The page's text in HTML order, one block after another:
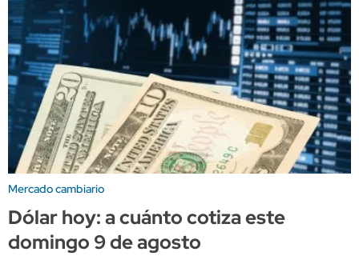
Mercado cambiario
Dólar hoy: a cuánto cotiza este
domingo 9 de agosto